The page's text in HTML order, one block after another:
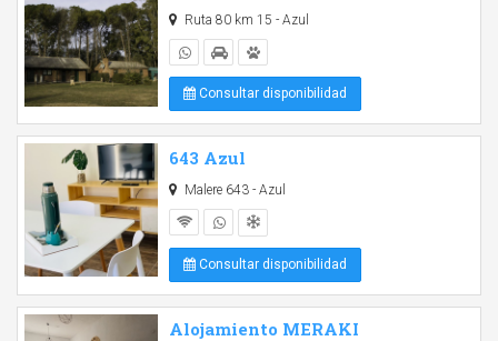
Ruta 80 km 15 - Azul
Consultar disponibilidad
643 Azul
Malere 643 - Azul
Consultar disponibilidad
Alojamiento MERAKI